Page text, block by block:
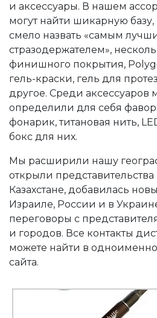
и аксессуары. В нашем
могут найти шикарную
смело назвать «самым
стразодержателем»,
финишного покрытия,
гель-краски, гель для
другое. Среди аксессуаров
определили для себя
фонарик, титановая нить,
бокс для них.
Мы расширили нашу
открыли
Казахстане, добавилась
Израиле, России и в
переговоры с
и городов. Все контакты
можете найти в
сайта.